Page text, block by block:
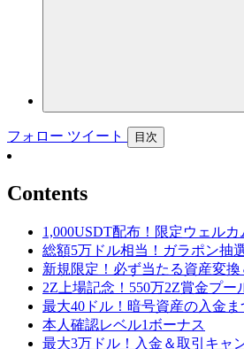
フォロー ツイート 目次
Contents
1,000USDT配布！限定ウェル
総額5万ドル相当！ガラポン抽
新規限定！必ず当たる資産変換
2Z上場記念！550万2Z賞金プー
最大40ドル！暗号資産の入金ま
本人確認レベル1ボーナス
最大3万ドル！入金＆取引キャ